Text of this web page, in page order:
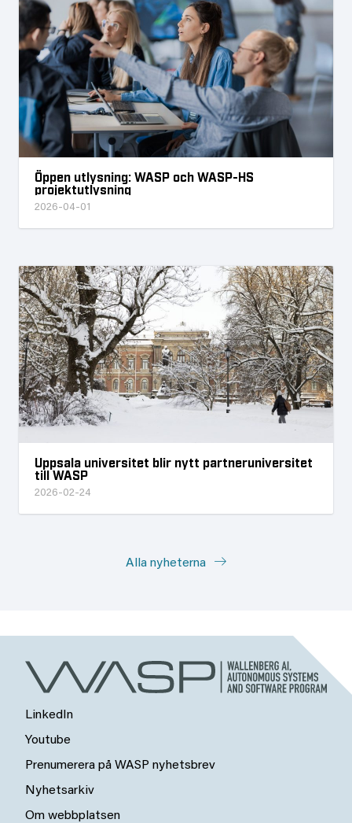
Öppen utlysning: WASP och WASP-HS
projektutlysning
2026-04-01
Uppsala universitet blir nytt partneruniversitet
till WASP
2026-02-24
Alla nyheterna
LinkedIn
Youtube
Prenumerera på WASP nyhetsbrev
Nyhetsarkiv
Om webbplatsen